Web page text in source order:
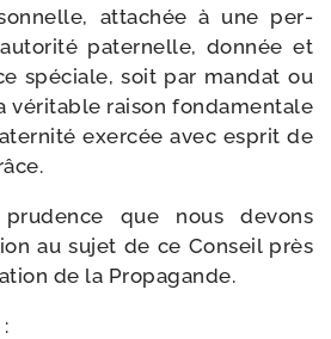
atta­chée à une per­
pater­nelle, don­née et
spé­ciale, soit par man­dat ou
véri­table rai­son fon­da­men­tale
exer­cée avec esprit de
pru­dence que nous devons
au sujet de ce Conseil près
de la Propagande.